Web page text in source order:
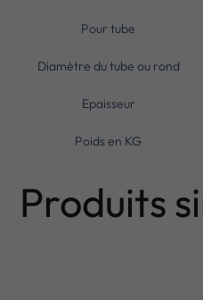
Pour tube
Diamètre du tube ou rond
Epaisseur
Poids en KG
Produits